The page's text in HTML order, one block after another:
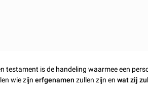
testament is de handeling waarmee een
wie zijnerfgenamen zullen zijn enwat zij